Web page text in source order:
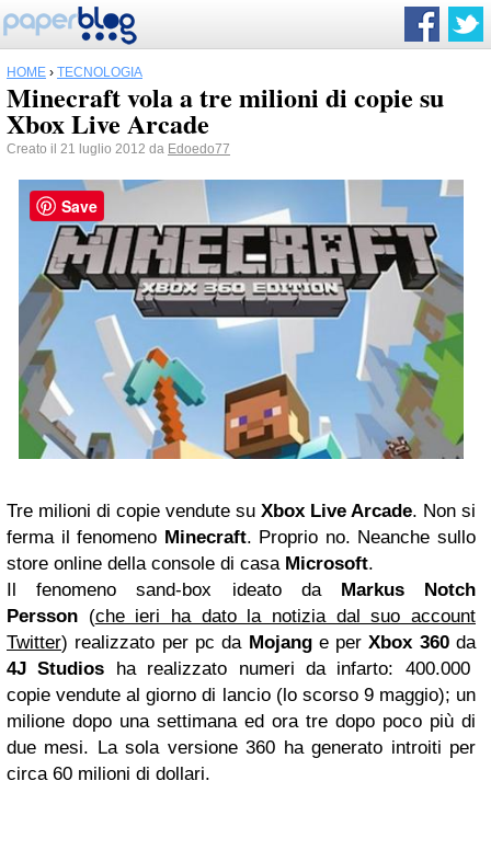
HOME › TECNOLOGIA
Minecraft vola a tre milioni di copie su
Xbox Live Arcade
Creato il 21 luglio 2012 da Edoedo77
Tre milioni di copie vendute su Xbox Live Arcade. Non si
ferma il fenomeno Minecraft. Proprio no. Neanche sullo
store online della console di casa Microsoft.
Il fenomeno sand-box ideato da Markus Notch
Persson (che ieri ha dato la notizia dal suo account
Twitter) realizzato per pc da Mojange per Xbox 360da
4J Studios ha realizzato numeri da infarto: 400.000
copie vendute al giorno di lancio (lo scorso 9 maggio); un
milione dopo una settimana ed ora tre dopo poco più di
due mesi. La sola versione 360 ha generato introiti per
circa 60 milioni di dollari.
Save